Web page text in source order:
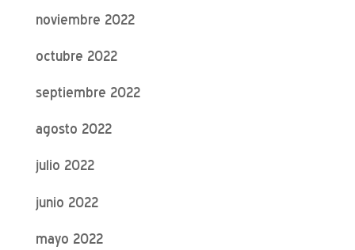
noviembre 2022
octubre 2022
septiembre 2022
agosto 2022
julio 2022
junio 2022
mayo 2022